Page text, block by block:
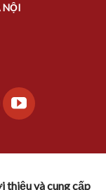
NỘI
thiệu và cung cấp